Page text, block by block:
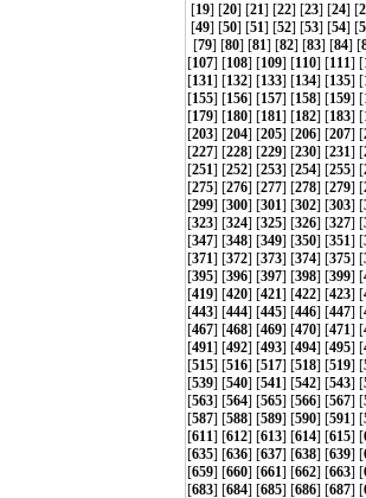
[19] [20] [21] [22] [23] [24] [
[49] [50] [51] [52] [53] [54] [
[79] [80] [81] [82] [83] [84] [
[107] [108] [109] [110] [111] [
[131] [132] [133] [134] [135] [
[155] [156] [157] [158] [159] [
[179] [180] [181] [182] [183] [
[203] [204] [205] [206] [207] [
[227] [228] [229] [230] [231] [
[251] [252] [253] [254] [255] [
[275] [276] [277] [278] [279] [
[299] [300] [301] [302] [303] [
[323] [324] [325] [326] [327] [
[347] [348] [349] [350] [351] [
[371] [372] [373] [374] [375] [
[395] [396] [397] [398] [399] [
[419] [420] [421] [422] [423] [
[443] [444] [445] [446] [447] [
[467] [468] [469] [470] [471] [
[491] [492] [493] [494] [495] [
[515] [516] [517] [518] [519] [
[539] [540] [541] [542] [543] [
[563] [564] [565] [566] [567] [
[587] [588] [589] [590] [591] [
[611] [612] [613] [614] [615] [
[635] [636] [637] [638] [639] [
[659] [660] [661] [662] [663] [
[683] [684] [685] [686] [687] [